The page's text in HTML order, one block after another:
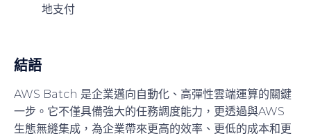
地支付
結語
AWS Batch 是企業邁向自動化、高彈性雲端運算的關鍵
一步。它不僅具備強大的任務調度能力，更透過與AWS
生態無縫集成，為企業帶來更高的效率、更低的成本和更